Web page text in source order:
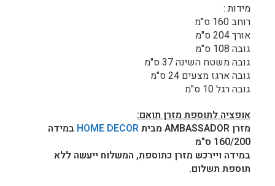
מידות :
רוחב 160 ס"מ
אורך 204 ס"מ
גובה 108 ס"מ
גובה משטח השינה 37 ס"מ
גובה ארגז מצעים 24 ס"מ
גובה רגל 10 ס"מ
אופציה לתוספת מזרן תואם:
מזרן AMBASSADOR מבית
HOME DECOR במידה
160/200 ס"מ
במידה ויירכש מזרן כתוספת, המשלוח ייעשה ללא
תוספת תשלום.